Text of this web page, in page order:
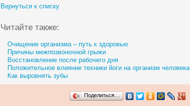
Вернуться к списку
Читайте также:
Очищение организма – путь к здоровью
Причины межпозвоночной грыжи
Восстановление после рабочего дня
Положительное влияние техники йоги на организм человека
Как выровнять зубы
Поделиться…